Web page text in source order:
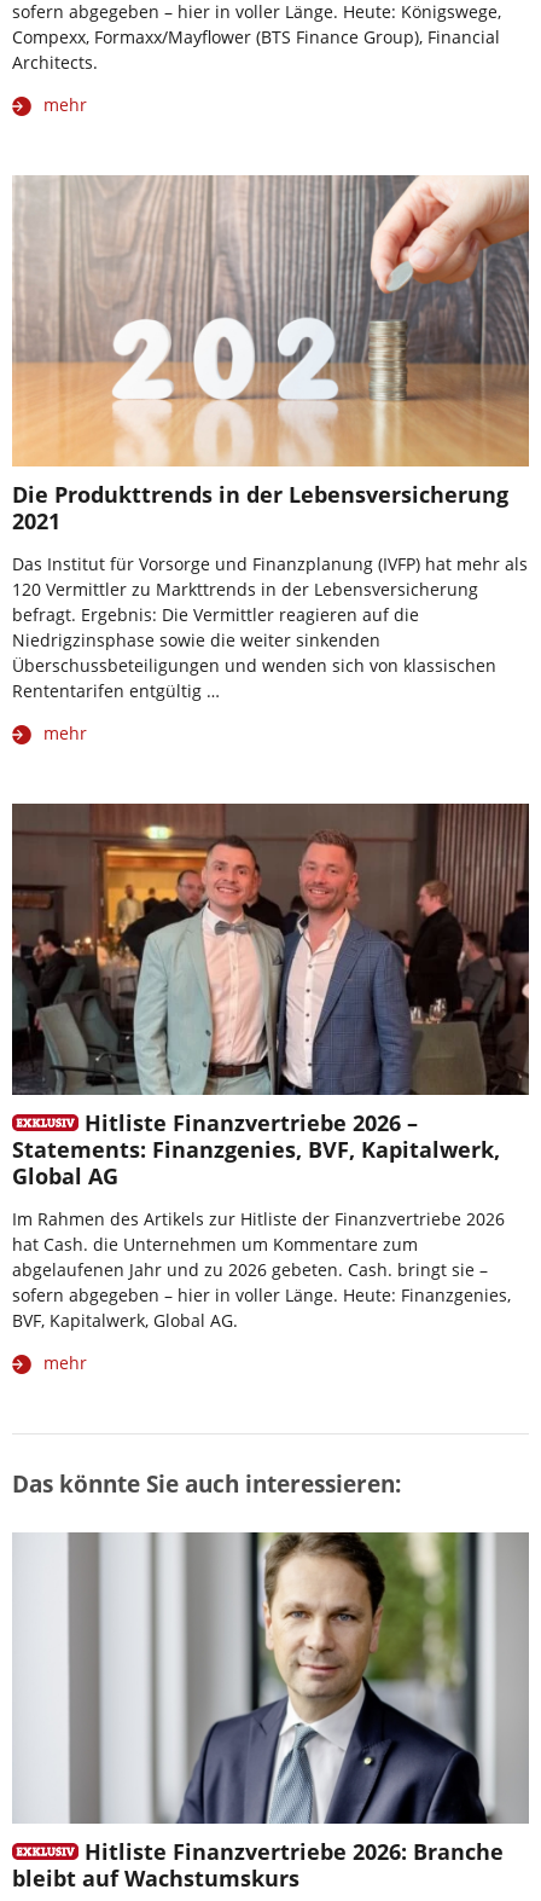
sofern abgegeben – hier in voller Länge. Heute: Königswege,
Compexx, Formaxx/Mayflower (BTS Finance Group), Financial
Architects.
mehr
Die Produkttrends in der Lebensversicherung
2021
Das Institut für Vorsorge und Finanzplanung (IVFP) hat mehr als
120 Vermittler zu Markttrends in der Lebensversicherung
befragt. Ergebnis: Die Vermittler reagieren auf die
Niedrigzinsphase sowie die weiter sinkenden
Überschussbeteiligungen und wenden sich von klassischen
Rententarifen entgültig …
mehr
Hitliste Finanzvertriebe 2026 –
Statements: Finanzgenies, BVF, Kapitalwerk,
Global AG
Im Rahmen des Artikels zur Hitliste der Finanzvertriebe 2026
hat Cash. die Unternehmen um Kommentare zum
abgelaufenen Jahr und zu 2026 gebeten. Cash. bringt sie –
sofern abgegeben – hier in voller Länge. Heute: Finanzgenies,
BVF, Kapitalwerk, Global AG.
mehr
Das könnte Sie auch interessieren:
Hitliste Finanzvertriebe 2026: Branche
bleibt auf Wachstumskurs